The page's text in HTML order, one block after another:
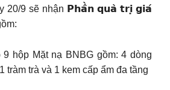
20/9 sẽ nhận 𝗣𝗵𝗮̂̀𝗻 𝗾𝘂𝗮̀ 𝘁𝗿𝗶̣ 𝗴𝗶𝗮́
hộp Mặt nạ BNBG gồm: 4 dòng
tràm trà và 1 kem cấp ẩm đa tầng